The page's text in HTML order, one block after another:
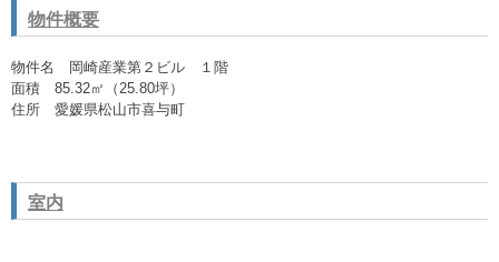
物件概要
物件名 岡崎産業第２ビル １階
面積 85.32㎡（25.80坪）
住所 愛媛県松山市喜与町
室内